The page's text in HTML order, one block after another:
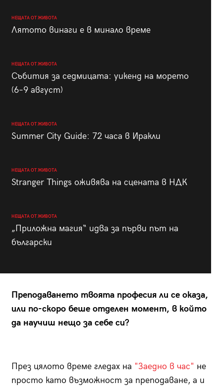
НЕЩАТА ОТ ЖИВОТА
Лятото винаги е в минало време
НЕЩАТА ОТ ЖИВОТА
Събития за седмицата: уикенд на морето
(6–9 август)
НЕЩАТА ОТ ЖИВОТА
Summer City Guide: 72 часа в Иракли
НЕЩАТА ОТ ЖИВОТА
Stranger Things оживява на сцената в НДК
НЕЩАТА ОТ ЖИВОТА
„Приложна магия“ идва за първи път на
български
Преподаването твоята професия ли се оказа,
или по-скоро беше отделен момент, в който
да научиш нещо за себе си?
През цялото време гледах на "Заедно в час" не
просто като възможност за преподаване, а и